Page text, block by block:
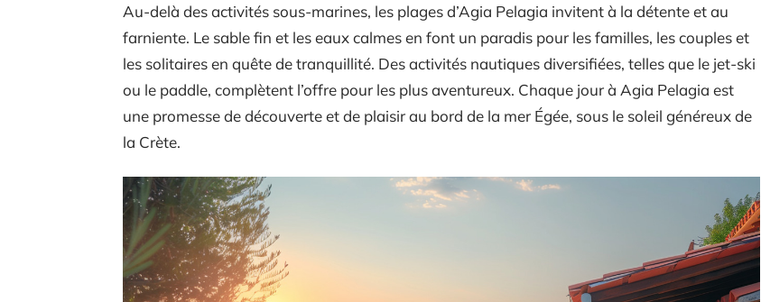
Au-delà des activités sous-marines, les plages d’Agia Pelagia invitent à la détente et au
farniente. Le sable fin et les eaux calmes en font un paradis pour les familles, les couples et
les solitaires en quête de tranquillité. Des activités nautiques diversifiées, telles que le jet-ski
ou le paddle, complètent l’offre pour les plus aventureux. Chaque jour à Agia Pelagia est
une promesse de découverte et de plaisir au bord de la mer Égée, sous le soleil généreux de
la Crète.